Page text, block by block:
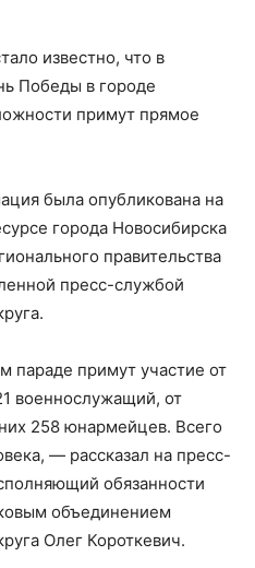
известно, что в
Победы в городе
примут прямое
была опубликована на
города Новосибирска
правительства
пресс-службой
параде примут участие от
военнослужащий, от
258 юнармейцев. Всего
— рассказал на пресс-
обязанности
объединением
Олег Короткевич.